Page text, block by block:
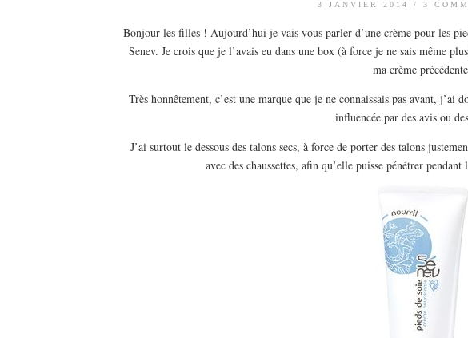
3 JANVIER 2014 /3
Bonjour les filles ! Aujourd’hui je vais vous parler d’une crème pour les
Senev. Je crois que je l’avais eu dans une box (à force je ne sais même
ma crème
Très honnêtement, c’est une marque que je ne connaissais pas avant, j’ai
influencée par des avis ou
J’ai surtout le dessous des talons secs, à force de porter des talons
avec des chaussettes, afin qu’elle puisse pénétrer